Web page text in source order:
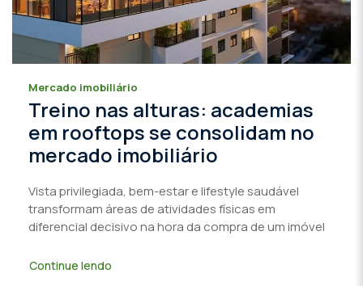
Mercado imobiliário
Treino nas alturas: academias
em rooftops se consolidam no
mercado imobiliário
Vista privilegiada, bem-estar e lifestyle saudável
transformam áreas de atividades físicas em
diferencial decisivo na hora da compra de um imóvel
Continue lendo